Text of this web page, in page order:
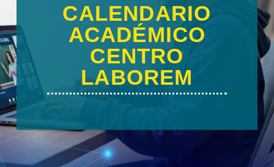
CALENDARIO
ACADÉMICO
CENTRO
LABOREM